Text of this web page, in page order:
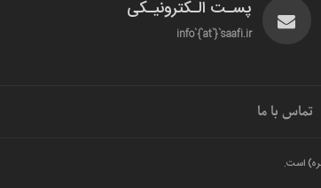
پسـت الـکترونیـکی
info`{`at`}`saafi.ir
تماس با ما
است.